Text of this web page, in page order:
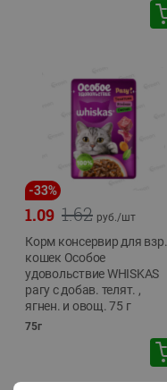
-33%
1.62
1.09 руб./шт
Корм консервир для взр.
кошек Особое
удовольствие WHISKAS
рагу с добав. телят. ,
ягнен. и овощ. 75 г
75г